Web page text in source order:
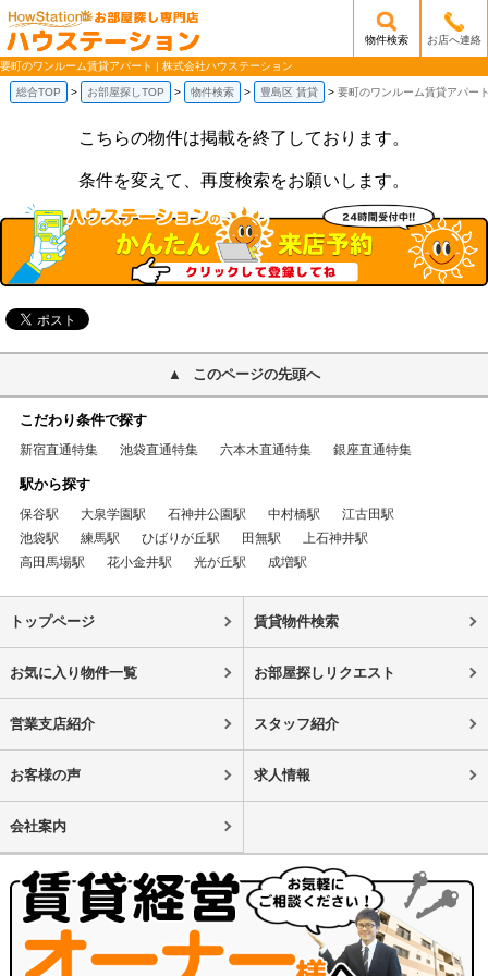
/mobile_img/head-logo.png
物件検索 お店へ連絡
要町のワンルーム賃貸アパート | 株式会社ハウステーション
総合TOP お部屋探しTOP 物件検索 豊島区 賃貸 要町のワンルーム賃貸アパー
こちらの物件は掲載を終了しております。
条件を変えて、再度検索をお願いします。
このページの先頭へ
こだわり条件で探す
新宿直通特集 池袋直通特集 六本木直通特集 銀座直通特集
駅から探す
保谷駅 大泉学園駅 石神井公園駅 中村橋駅
江古田駅
池袋駅
練馬駅 ひばりが丘駅 田無駅
上石神井駅
高田馬場駅
花小金井駅 光が丘駅 成増駅
トップページ 賃貸物件検索
お気に入り物件一覧 お部屋探しリクエスト
営業支店紹介 スタッフ紹介
お客様の声 求人情報
会社案内